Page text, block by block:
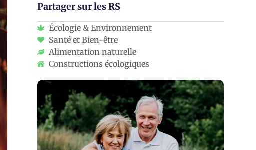
Partager sur les RS
Écologie & Environnement
Santé et Bien-être
Alimentation naturelle
Constructions écologiques